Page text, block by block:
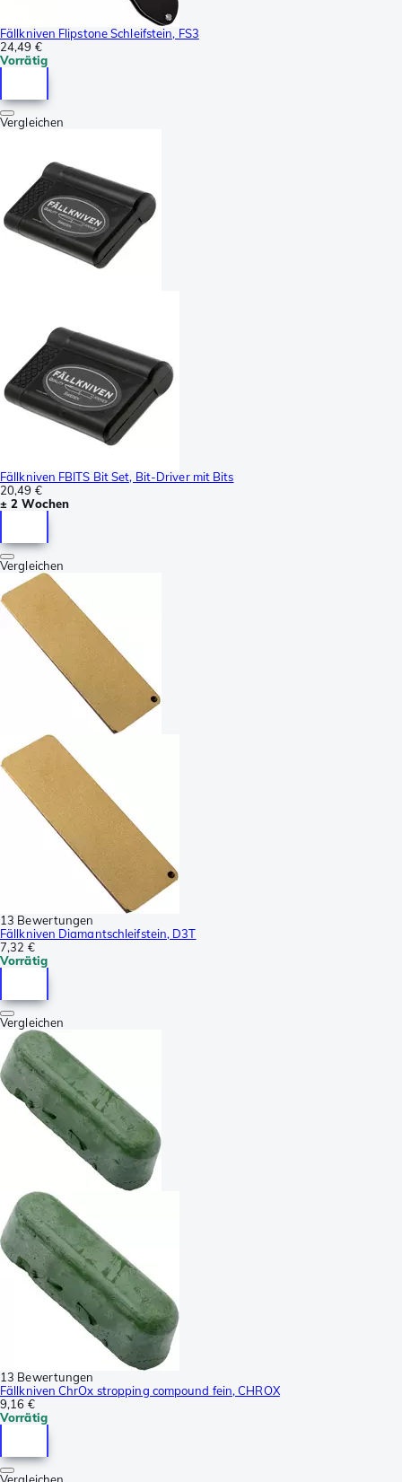
Fällkniven Flipstone Schleifstein, FS3
24,49 €
Vorrätig
Vergleichen
Fällkniven FBITS Bit Set, Bit-Driver mit Bits
20,49 €
± 2 Wochen
Vergleichen
13 Bewertungen
Fällkniven Diamantschleifstein, D3T
7,32 €
Vorrätig
Vergleichen
13 Bewertungen
Fällkniven ChrOx stropping compound fein, CHROX
9,16 €
Vorrätig